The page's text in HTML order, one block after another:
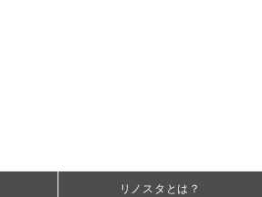
リノスタとは？